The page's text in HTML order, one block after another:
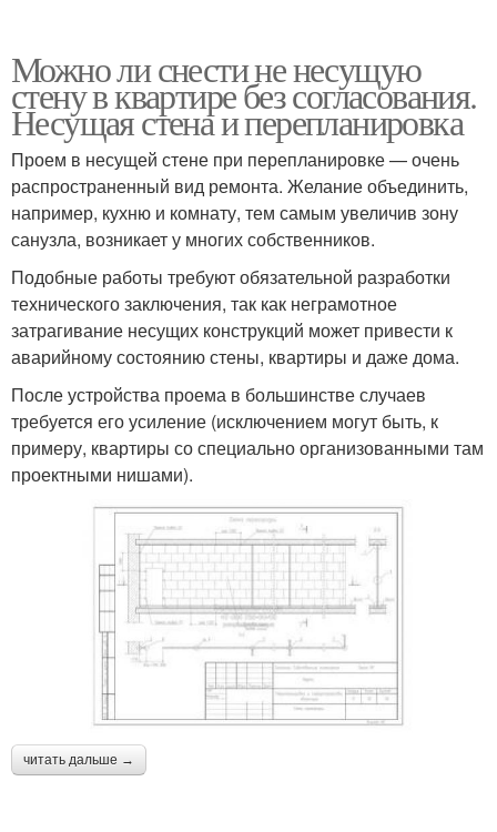
Можно ли снести не несущую
стену в квартире без согласования.
Несущая стена и перепланировка
Проем в несущей стене при перепланировке — очень
распространенный вид ремонта. Желание объединить,
например, кухню и комнату, тем самым увеличив зону
санузла, возникает у многих собственников.
Подобные работы требуют обязательной разработки
технического заключения, так как неграмотное
затрагивание несущих конструкций может привести к
аварийному состоянию стены, квартиры и даже дома.
После устройства проема в большинстве случаев
требуется его усиление (исключением могут быть, к
примеру, квартиры со специально организованными там
проектными нишами).
читать дальше →